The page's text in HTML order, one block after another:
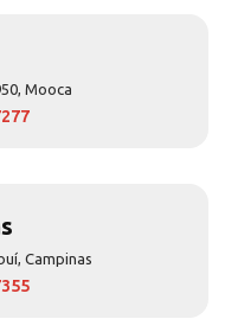
Mooca
Campinas